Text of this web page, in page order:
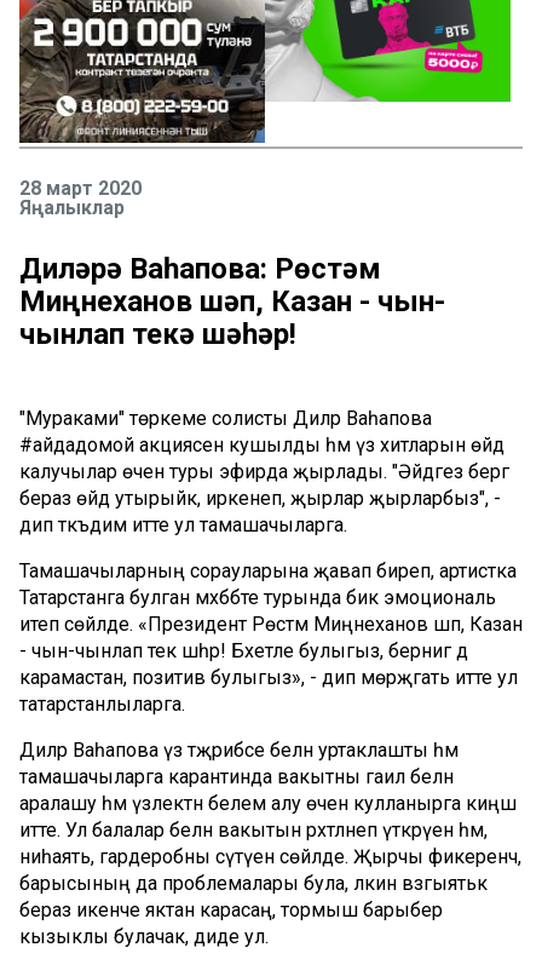
28 март 2020
Яңалыклар
Диләрә Ваһапова: Рөстәм
Миңнеханов шәп, Казан - чын-
чынлап текә шәһәр!
"Мураками" төркеме солисты Диләрә Ваһапова
#айдадомой акциясенә кушылды һәм үз хитларын өйдә
калучылар өчен туры эфирда җырлады. "Әйдәгез бергә
бераз өйдә утырыйк, иркенәеп, җырлар җырларбыз", -
дип тәкъдим итте ул тамашачыларга.
Тамашачыларның сорауларына җавап биреп, артистка
Татарстанга булган мәхәббәте турында бик эмоциональ
итеп сөйләде. «Президент Рөстәм Миңнеханов шәп, Казан
- чын-чынлап текә шәһәр! Бәхетле булыгыз, бернигә дә
карамастан, позитив булыгыз», - дип мөрәҗәгать итте ул
татарстанлыларга.
Диләрә Ваһапова үз тәҗрибәсе белән уртаклашты һәм
тамашачыларга карантинда вакытны гаилә белән
аралашу һәм үзлектән белем алу өчен кулланырга киңәш
итте. Ул балалар белән вакытын рәхәтләнеп үткәрүен һәм,
ниһаять, гардеробны сүтүен сөйләде. Җырчы фикеренчә,
барысының да проблемалары була, ләкин вәзгыятькә
бераз икенче яктан карасаң, тормыш барыбер
кызыклы булачак, диде ул.